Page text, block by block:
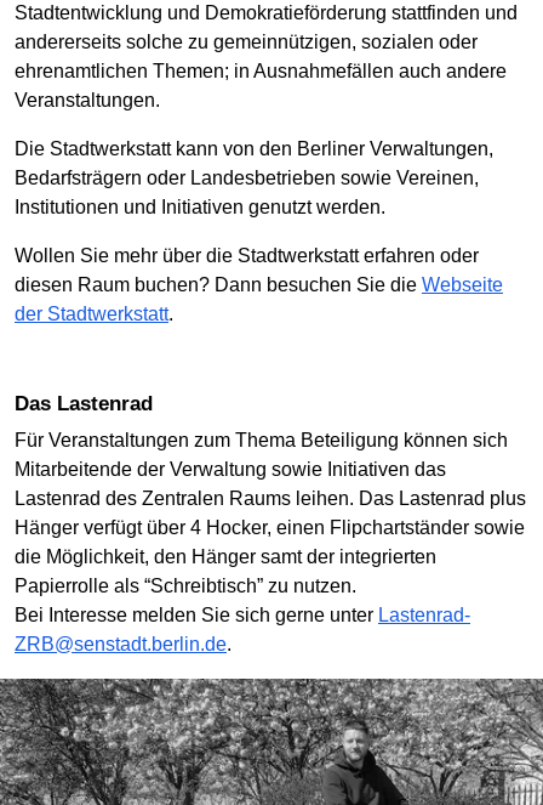
Stadtentwicklung und Demokratieförderung stattfinden und
andererseits solche zu gemeinnützigen, sozialen oder
ehrenamtlichen Themen; in Ausnahmefällen auch andere
Veranstaltungen.
Die Stadtwerkstatt kann von den Berliner Verwaltungen,
Bedarfsträgern oder Landesbetrieben sowie Vereinen,
Institutionen und Initiativen genutzt werden.
Wollen Sie mehr über die Stadtwerkstatt erfahren oder
diesen Raum buchen? Dann besuchen Sie die Webseite
der Stadtwerkstatt.
Das Lastenrad
Für Veranstaltungen zum Thema Beteiligung können sich
Mitarbeitende der Verwaltung sowie Initiativen das
Lastenrad des Zentralen Raums leihen. Das Lastenrad plus
Hänger verfügt über 4 Hocker, einen Flipchartständer sowie
die Möglichkeit, den Hänger samt der integrierten
Papierrolle als “Schreibtisch” zu nutzen.
Bei Interesse melden Sie sich gerne unter Lastenrad-
ZRB@senstadt.berlin.de.